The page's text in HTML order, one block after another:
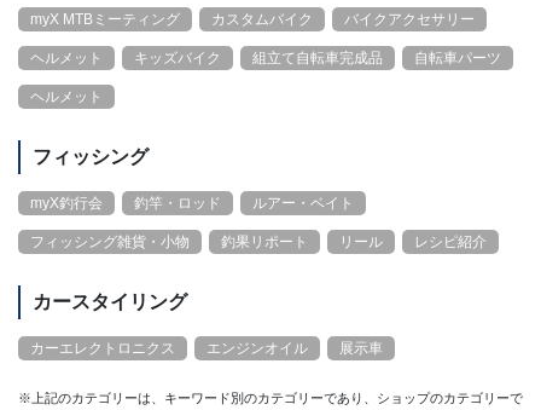
myX MTBミーティング カスタムバイク バイクアクセサリー
ヘルメット キッズバイク 組立て自転車完成品 自転車パーツ
ヘルメット
フィッシング
myX釣行会 釣竿・ロッド ルアー・ベイト
フィッシング雑貨・小物 釣果リポート リール レシピ紹介
カースタイリング
カーエレクトロニクス エンジンオイル 展示車
※上記のカテゴリーは、キーワード別のカテゴリーであり、ショップのカテゴリーで